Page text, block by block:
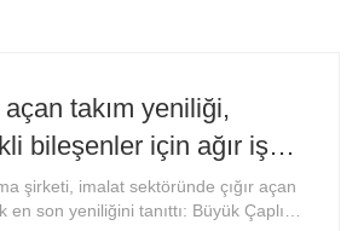
açan takım yeniliği,
bileşenler için ağır iş
yarattı?
şirketi, imalat sektöründe çığır açan
en son yeniliğini tanıttı: Büyük Çaplı